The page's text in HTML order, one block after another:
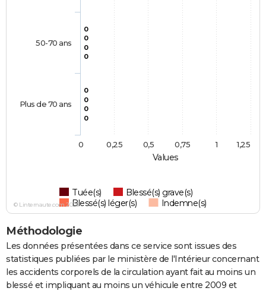
Values
0
0
0
0
0
0
0
0
Tuée(s)
Blessé(s) grave(s)
Blessé(s) léger(s)
Indemne(s)
50-70 ans
Plus de 70 ans
0 1
0,25 0,5 0,75 1,25
© Linternaute.com 2026
Méthodologie
Les données présentées dans ce service sont issues des
statistiques publiées par le ministère de l'Intérieur concernant
les accidents corporels de la circulation ayant fait au moins un
blessé et impliquant au moins un véhicule entre 2009 et